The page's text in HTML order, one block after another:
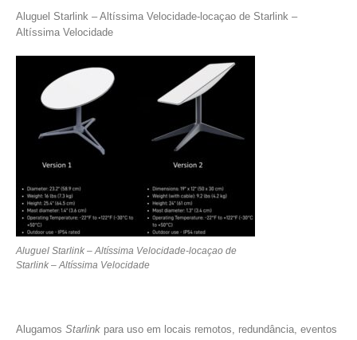
Aluguel Starlink – Altíssima Velocidade-locaçao de Starlink –
Altíssima Velocidade
Aluguel Starlink – Altíssima Velocidade-locaçao de
Starlink – Altíssima Velocidade
Alugamos Starlink para uso em locais remotos, redundância, eventos